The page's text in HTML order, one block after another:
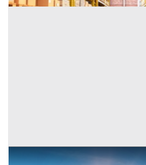
Lastrico Solare all'asta a Bagheria